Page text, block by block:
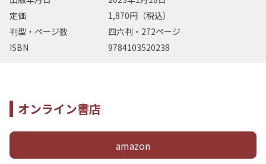
定価
1,870円（税込）
判型・ページ数
四六判・272ページ
ISBN
9784103520238
オンライン書店
amazon